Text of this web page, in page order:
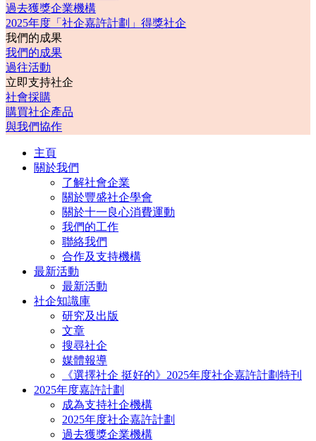
過去獲獎企業機構
2025年度「社企嘉許計劃」得獎社企
我們的成果
我們的成果
過往活動
立即支持社企
社會採購
購買社企產品
與我們協作
主頁
關於我們
了解社會企業
關於豐盛社企學會
關於十一良心消費運動
我們的工作
聯絡我們
合作及支持機構
最新活動
最新活動
社企知識庫
研究及出版
文章
搜尋社企
媒體報導
《選擇社企 挺好的》2025年度社企嘉許計劃特刊
2025年度嘉許計劃
成為支持社企機構
2025年度社企嘉許計劃
過去獲獎企業機構